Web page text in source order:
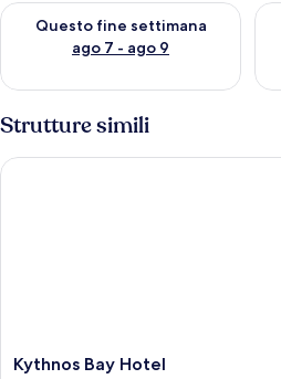
Questo fine settimana
ago 7 - ago 9
Verifica la disponibilità per questo
Strutture simili
Kythnos
Kythnos Bay Hotel
Kythnos Bay Hotel